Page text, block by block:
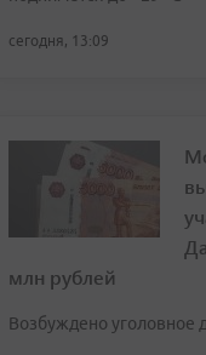
сегодня, 13:09
млн рублей
Возбуждено уголовное